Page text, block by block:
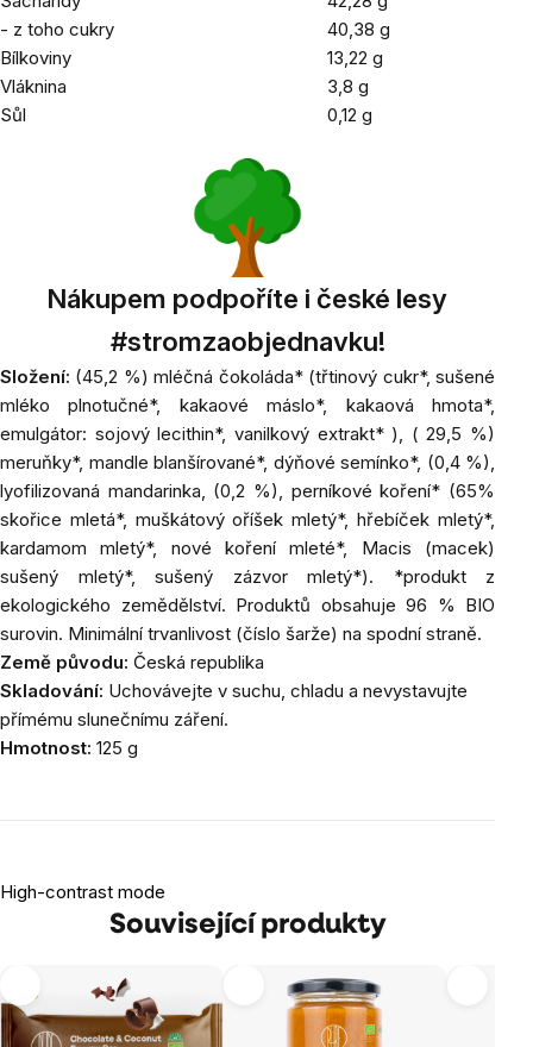
- z toho cukry
40,38 g
Bílkoviny
13,22 g
Vláknina
3,8 g
Sůl
0,12 g
Nákupem podpoříte i české lesy
#stromzaobjednavku!
Složení: (45,2 %) mléčná čokoláda* (třtinový cukr*, sušené
mléko plnotučné*, kakaové máslo*, kakaová hmota*,
emulgátor: sojový lecithin*, vanilkový extrakt* ), ( 29,5 %)
meruňky*, mandle blanšírované*, dýňové semínko*, (0,4 %),
lyofilizovaná mandarinka, (0,2 %), perníkové koření* (65%
skořice mletá*, muškátový oříšek mletý*, hřebíček mletý*,
kardamom mletý*, nové koření mleté*, Macis (macek)
sušený mletý*, sušený zázvor mletý*). *produkt z
ekologického zemědělství. Produktů obsahuje 96 % BIO
surovin. Minimální trvanlivost (číslo šarže) na spodní straně.
Země původu: Česká republika
Skladování: Uchovávejte v suchu, chladu a nevystavujte
přímému slunečnímu záření.
Hmotnost: 125 g
High-contrast mode
Související produkty